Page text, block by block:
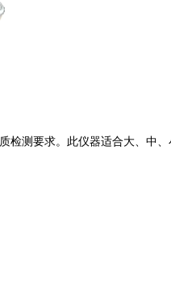
检测要求。此仪器适合大、中